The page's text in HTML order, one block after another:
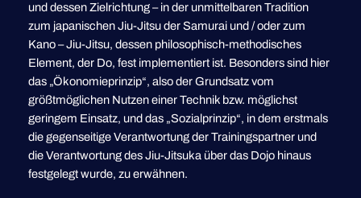
und dessen Zielrichtung – in der unmittelbaren Tradition
zum japanischen Jiu-Jitsu der Samurai und / oder zum
Kano – Jiu-Jitsu, dessen philosophisch-methodisches
Element, der Do, fest implementiert ist. Besonders sind hier
das „Ökonomieprinzip“, also der Grundsatz vom
größtmöglichen Nutzen einer Technik bzw. möglichst
geringem Einsatz, und das „Sozialprinzip“, in dem erstmals
die gegenseitige Verantwortung der Trainingspartner und
die Verantwortung des Jiu-Jitsuka über das Dojo hinaus
festgelegt wurde, zu erwähnen.